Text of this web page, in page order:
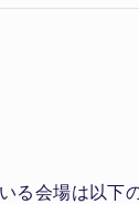
る会場は以